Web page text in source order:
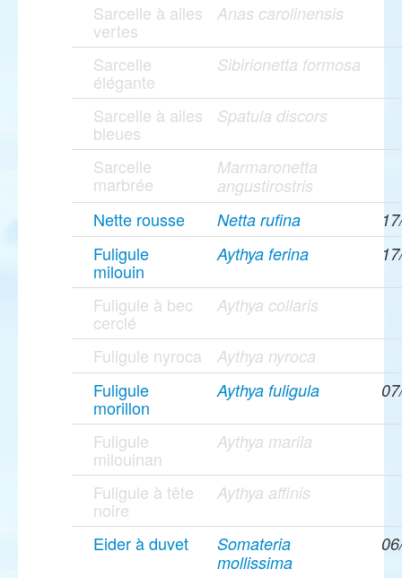
Sarcelle à ailes
vertes
Anas carolinensis
Sarcelle
élégante
Sibirionetta formosa
Sarcelle à ailes
bleues
Spatula discors
Sarcelle
marbrée
Marmaronetta
angustirostris
Nette rousse Netta rufina
Fuligule
milouin
Aythya ferina
Fuligule à bec
cerclé
Aythya collaris
Fuligule nyroca Aythya nyroca
Fuligule
morillon
Aythya fuligula
Fuligule
milouinan
Aythya marila
Fuligule à tête
noire
Aythya affinis
Eider à duvet
Somateria
mollissima